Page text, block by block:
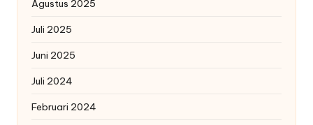
Agustus 2025
Juli 2025
Juni 2025
Juli 2024
Februari 2024